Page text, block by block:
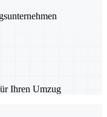
Ihren Umzug